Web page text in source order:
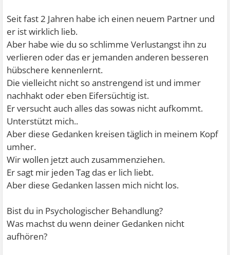
Seit fast 2 Jahren habe ich einen neuem Partner und
er ist wirklich lieb.
Aber habe wie du so schlimme Verlustangst ihn zu
verlieren oder das er jemanden anderen besseren
hübschere kennenlernt.
Die vielleicht nicht so anstrengend ist und immer
nachhakt oder eben Eifersüchtig ist.
Er versucht auch alles das sowas nicht aufkommt.
Unterstützt mich..
Aber diese Gedanken kreisen täglich in meinem Kopf
umher.
Wir wollen jetzt auch zusammenziehen.
Er sagt mir jeden Tag das er lich liebt.
Aber diese Gedanken lassen mich nicht los.
Bist du in Psychologischer Behandlung?
Was machst du wenn deiner Gedanken nicht
aufhören?